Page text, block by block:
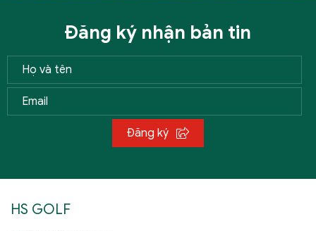
Đăng ký nhận bản tin
Đăng ký
HS GOLF